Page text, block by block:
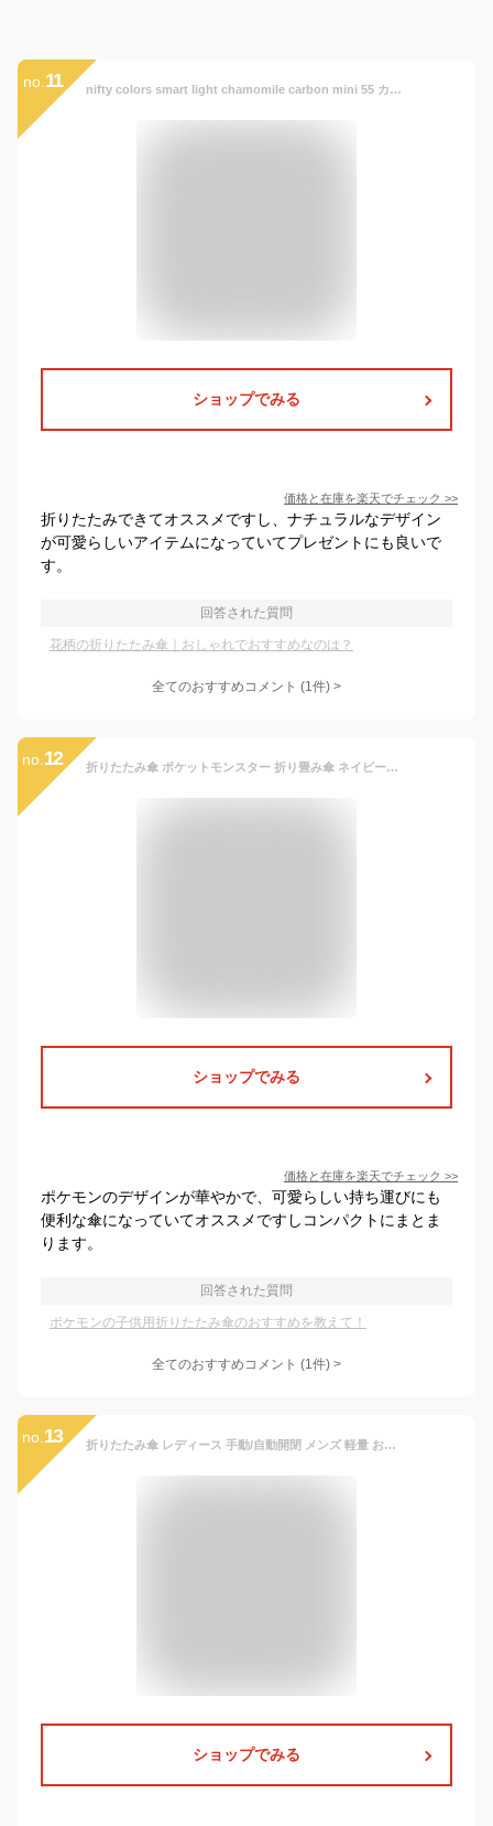
no. 11 nifty colors smart light chamomile carbon mini 55 カモミールカーボン軽量ミニ55 折りたたみ傘 傘 晴雨兼用 UV加工 花柄 可愛い おしゃれ 女性 男性 レディース メンズ 大人 子供 キッズ 通勤 通学 会社 学校 お出かけ 旅行 梅雨 雨 台風 便利 ギフト プレゼント
ショップでみる
価格と在庫を楽天でチェック >>
折りたたみできてオススメですし、ナチュラルなデザイン
が可愛らしいアイテムになっていてプレゼントにも良いで
す。
回答された質問
花柄の折りたたみ傘｜おしゃれでおすすめなのは？
全てのおすすめコメント (1件) >
no. 12 折りたたみ傘 ポケットモンスター 折り畳み傘 ネイビーボーダー ポケモン ジェイズプランニング 折畳傘 子供 男の子 女の子 マシュマロポップ
ショップでみる
価格と在庫を楽天でチェック >>
ポケモンのデザインが華やかで、可愛らしい持ち運びにも
便利な傘になっていてオススメですしコンパクトにまとま
ります。
回答された質問
ポケモンの子供用折りたたみ傘のおすすめを教えて！
全てのおすすめコメント (1件) >
no. 13 折りたたみ傘 レディース 手動/自動開閉 メンズ 軽量 おしゃれ 傘 ワンタッチ 花柄ジャンプ 折りたたみ 晴雨兼用 日焼け防止 日傘 8本骨 完全遮光 遮熱 耐風 頑丈 雨傘 子供 キッズ 通勤 通学 小さめ バッグに入れる 便携 持ち運び便利 ファッション 折り畳み 梅雨対策 雨具
ショップでみる